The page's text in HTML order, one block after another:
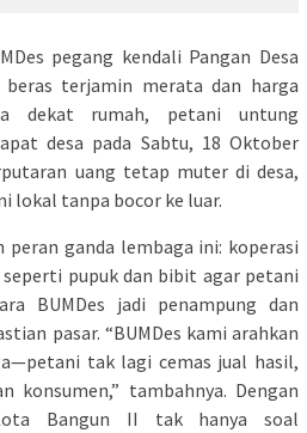
pegang kendali Pangan Desa
terjamin merata dan harga
dekat rumah, petani untung
desa pada Sabtu, 18 Oktober
uang tetap muter di desa,
lokal tanpa bocor ke luar.
ganda lembaga ini: koperasi
pupuk dan bibit agar petani
BUMDes jadi penampung dan
pasar. “BUMDes kami arahkan
tak lagi cemas jual hasil,
konsumen,” tambahnya. Dengan
Bangun II tak hanya soal